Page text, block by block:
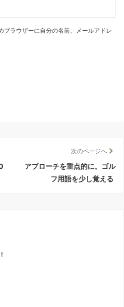
ブラウザーに自分の名前、メールアドレ
次のページへ
アプローチを重点的に。ゴル
フ用語を少し覚える